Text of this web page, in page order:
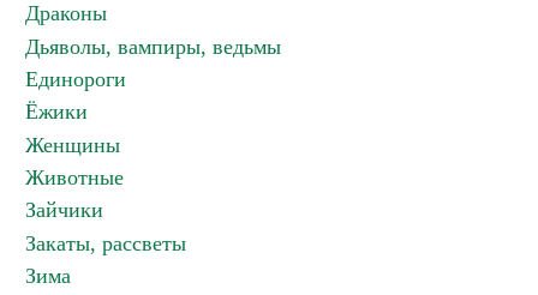
Драконы
Дьяволы, вампиры, ведьмы
Единороги
Ёжики
Женщины
Животные
Зайчики
Закаты, рассветы
Зима